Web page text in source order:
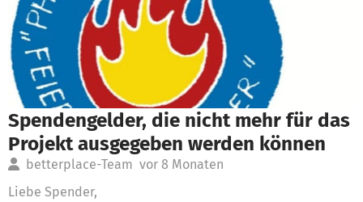
Spendengelder, die nicht mehr für das
Projekt ausgegeben werden können
betterplace-Team vor 8 Monaten
Liebe Spender,